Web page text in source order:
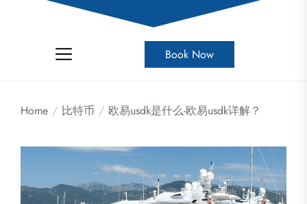
Book Now
Home 比特币 欧易usdk是什么-欧易usdk详解？